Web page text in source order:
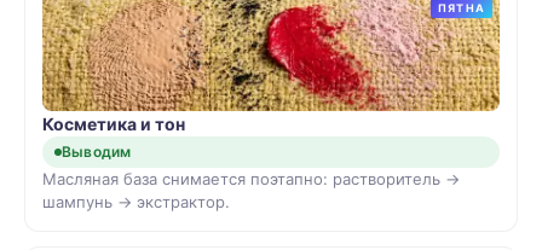
ПЯТНА
Косметика и тон
Выводим
Масляная база снимается поэтапно: растворитель →
шампунь → экстрактор.